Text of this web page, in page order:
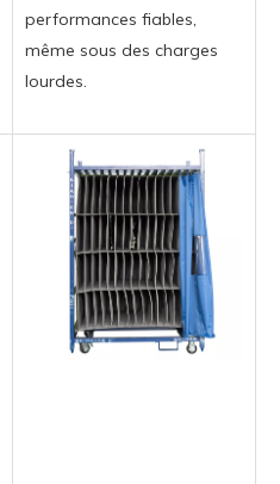
performances fiables,
même sous des charges
lourdes.